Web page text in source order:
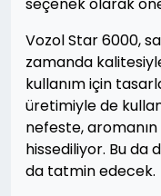
Vozol Star 6000,
zamanda
kullanım için
üretimiyle de
nefeste,
hissediliyor. Bu da
da tatmin edecek.